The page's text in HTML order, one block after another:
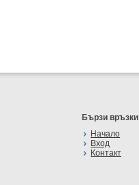
Бързи връзки
Начало
Вход
Контакт